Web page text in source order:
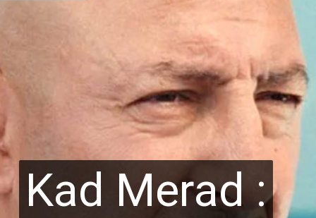
Kad Merad :
Kad Merad :